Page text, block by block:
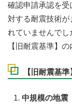
確認申請承認を受
対する耐震技術
れていませんでし
【旧耐震基準】
【旧耐震基
中規模の地震